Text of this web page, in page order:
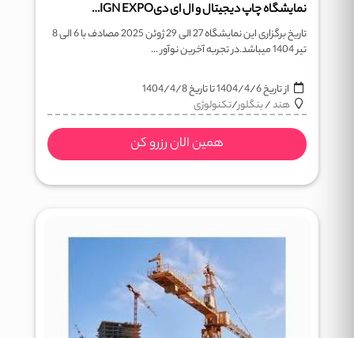
نمایشگاه چاپ دیجیتال و ال ای دیSOUTH SIGN EXPO
تاریخ برگزاری این نمایشگاه 27 الی 29 ژوئن 2025 مصادف با 6 الی 8
تیر 1404 میباشد.در تجربه آخرین نوآور ...
از تاریخ1404/4/6تا تاریخ1404/4/8
هند/بنگلور/تکنولوژی
همین الان رزرو کن